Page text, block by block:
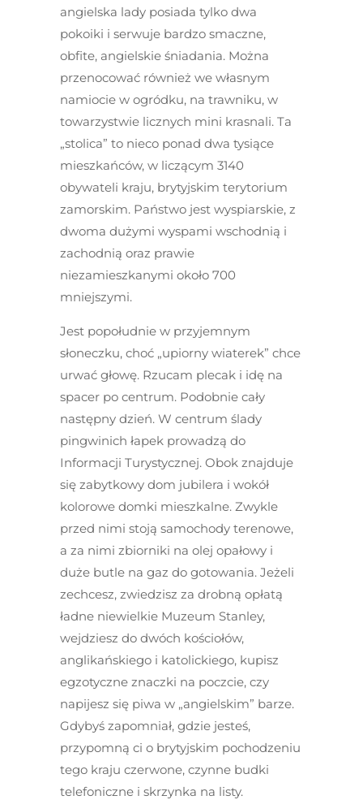
angielska lady posiada tylko dwa
pokoiki i serwuje bardzo smaczne,
obfite, angielskie śniadania. Można
przenocować również we własnym
namiocie w ogródku, na trawniku, w
towarzystwie licznych mini krasnali. Ta
„stolica” to nieco ponad dwa tysiące
mieszkańców, w liczącym 3140
obywateli kraju, brytyjskim terytorium
zamorskim. Państwo jest wyspiarskie, z
dwoma dużymi wyspami wschodnią i
zachodnią oraz prawie
niezamieszkanymi około 700
mniejszymi.
Jest popołudnie w przyjemnym
słoneczku, choć „upiorny wiaterek” chce
urwać głowę. Rzucam plecak i idę na
spacer po centrum. Podobnie cały
następny dzień. W centrum ślady
pingwinich łapek prowadzą do
Informacji Turystycznej. Obok znajduje
się zabytkowy dom jubilera i wokół
kolorowe domki mieszkalne. Zwykle
przed nimi stoją samochody terenowe,
a za nimi zbiorniki na olej opałowy i
duże butle na gaz do gotowania. Jeżeli
zechcesz, zwiedzisz za drobną opłatą
ładne niewielkie Muzeum Stanley,
wejdziesz do dwóch kościołów,
anglikańskiego i katolickiego, kupisz
egzotyczne znaczki na poczcie, czy
napijesz się piwa w „angielskim” barze.
Gdybyś zapomniał, gdzie jesteś,
przypomną ci o brytyjskim pochodzeniu
tego kraju czerwone, czynne budki
telefoniczne i skrzynka na listy.